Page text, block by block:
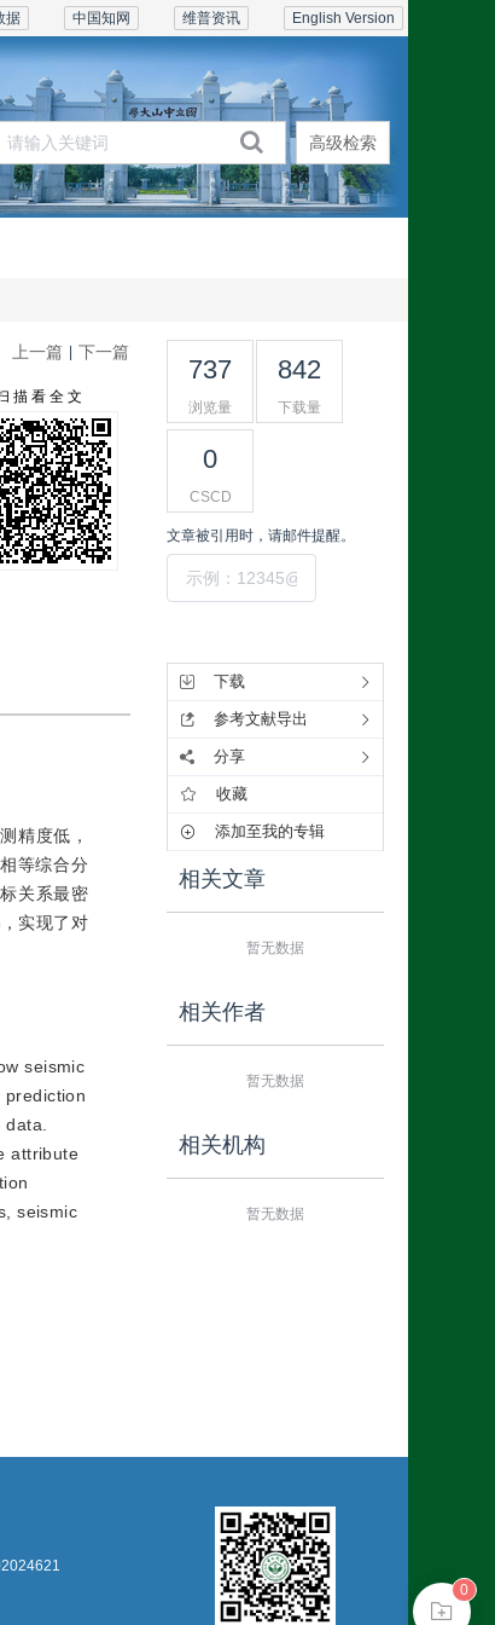
English Version
维普资讯
中国知网
据
高级检索
上一篇 下一篇
描 看 全 文
精度低，
等综合分
关系最密
实现了对
seismic
prediction
attribute
seismic
737
浏览量
842
下载量
0
CSCD
文章被引用时，请邮件提醒。
下载
参考文献导出
分享
收藏
添加至我的专辑
相关文章
暂无数据
相关作者
暂无数据
相关机构
暂无数据
0